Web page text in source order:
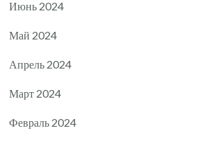
Июнь 2024
Май 2024
Апрель 2024
Март 2024
Февраль 2024